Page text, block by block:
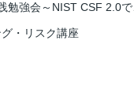
勉強会～NIST CSF 2.0
・リスク講座